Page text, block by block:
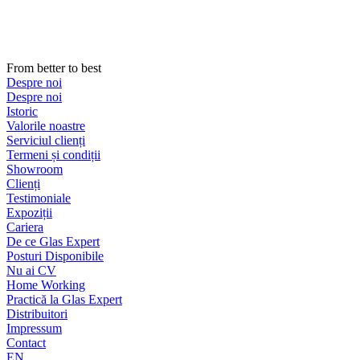
From better to best
Despre noi
Despre noi
Istoric
Valorile noastre
Serviciul clienți
Termeni și condiții
Showroom
Clienți
Testimoniale
Expoziții
Cariera
De ce Glas Expert
Posturi Disponibile
Nu ai CV
Home Working
Practică la Glas Expert
Distribuitori
Impressum
Contact
EN